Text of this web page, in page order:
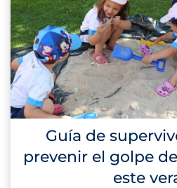
Guía de
prevenir el golpe
este